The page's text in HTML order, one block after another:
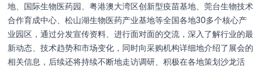
地、国际生物医药园、粤港澳大湾区创新型疫苗基地、莞台生物技术
合作育成中心、松山湖生物医药产业基地等全国各地30多个核心产
业园区，通过分发宣传资料、进行面对面的交流，深入了解行业的最
新动态、技术趋势和市场变化，同时向采购机构详细地介绍了展会的
相关信息，后续还将持续不断地走访调研、积极在各地策划沙龙活